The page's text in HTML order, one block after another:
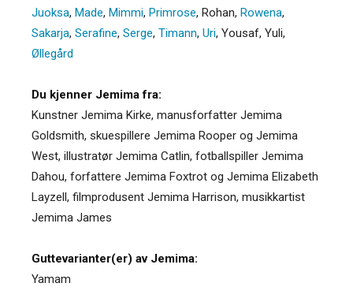
Juoksa, Made, Mimmi, Primrose, Rohan, Rowena,
Sakarja, Serafine, Serge, Timann, Uri, Yousaf, Yuli,
Øllegård
Du kjenner Jemima fra:
Kunstner Jemima Kirke, manusforfatter Jemima
Goldsmith, skuespillere Jemima Rooper og Jemima
West, illustratør Jemima Catlin, fotballspiller Jemima
Dahou, forfattere Jemima Foxtrot og Jemima Elizabeth
Layzell, filmprodusent Jemima Harrison, musikkartist
Jemima James
Guttevarianter(er) av Jemima:
Yamam